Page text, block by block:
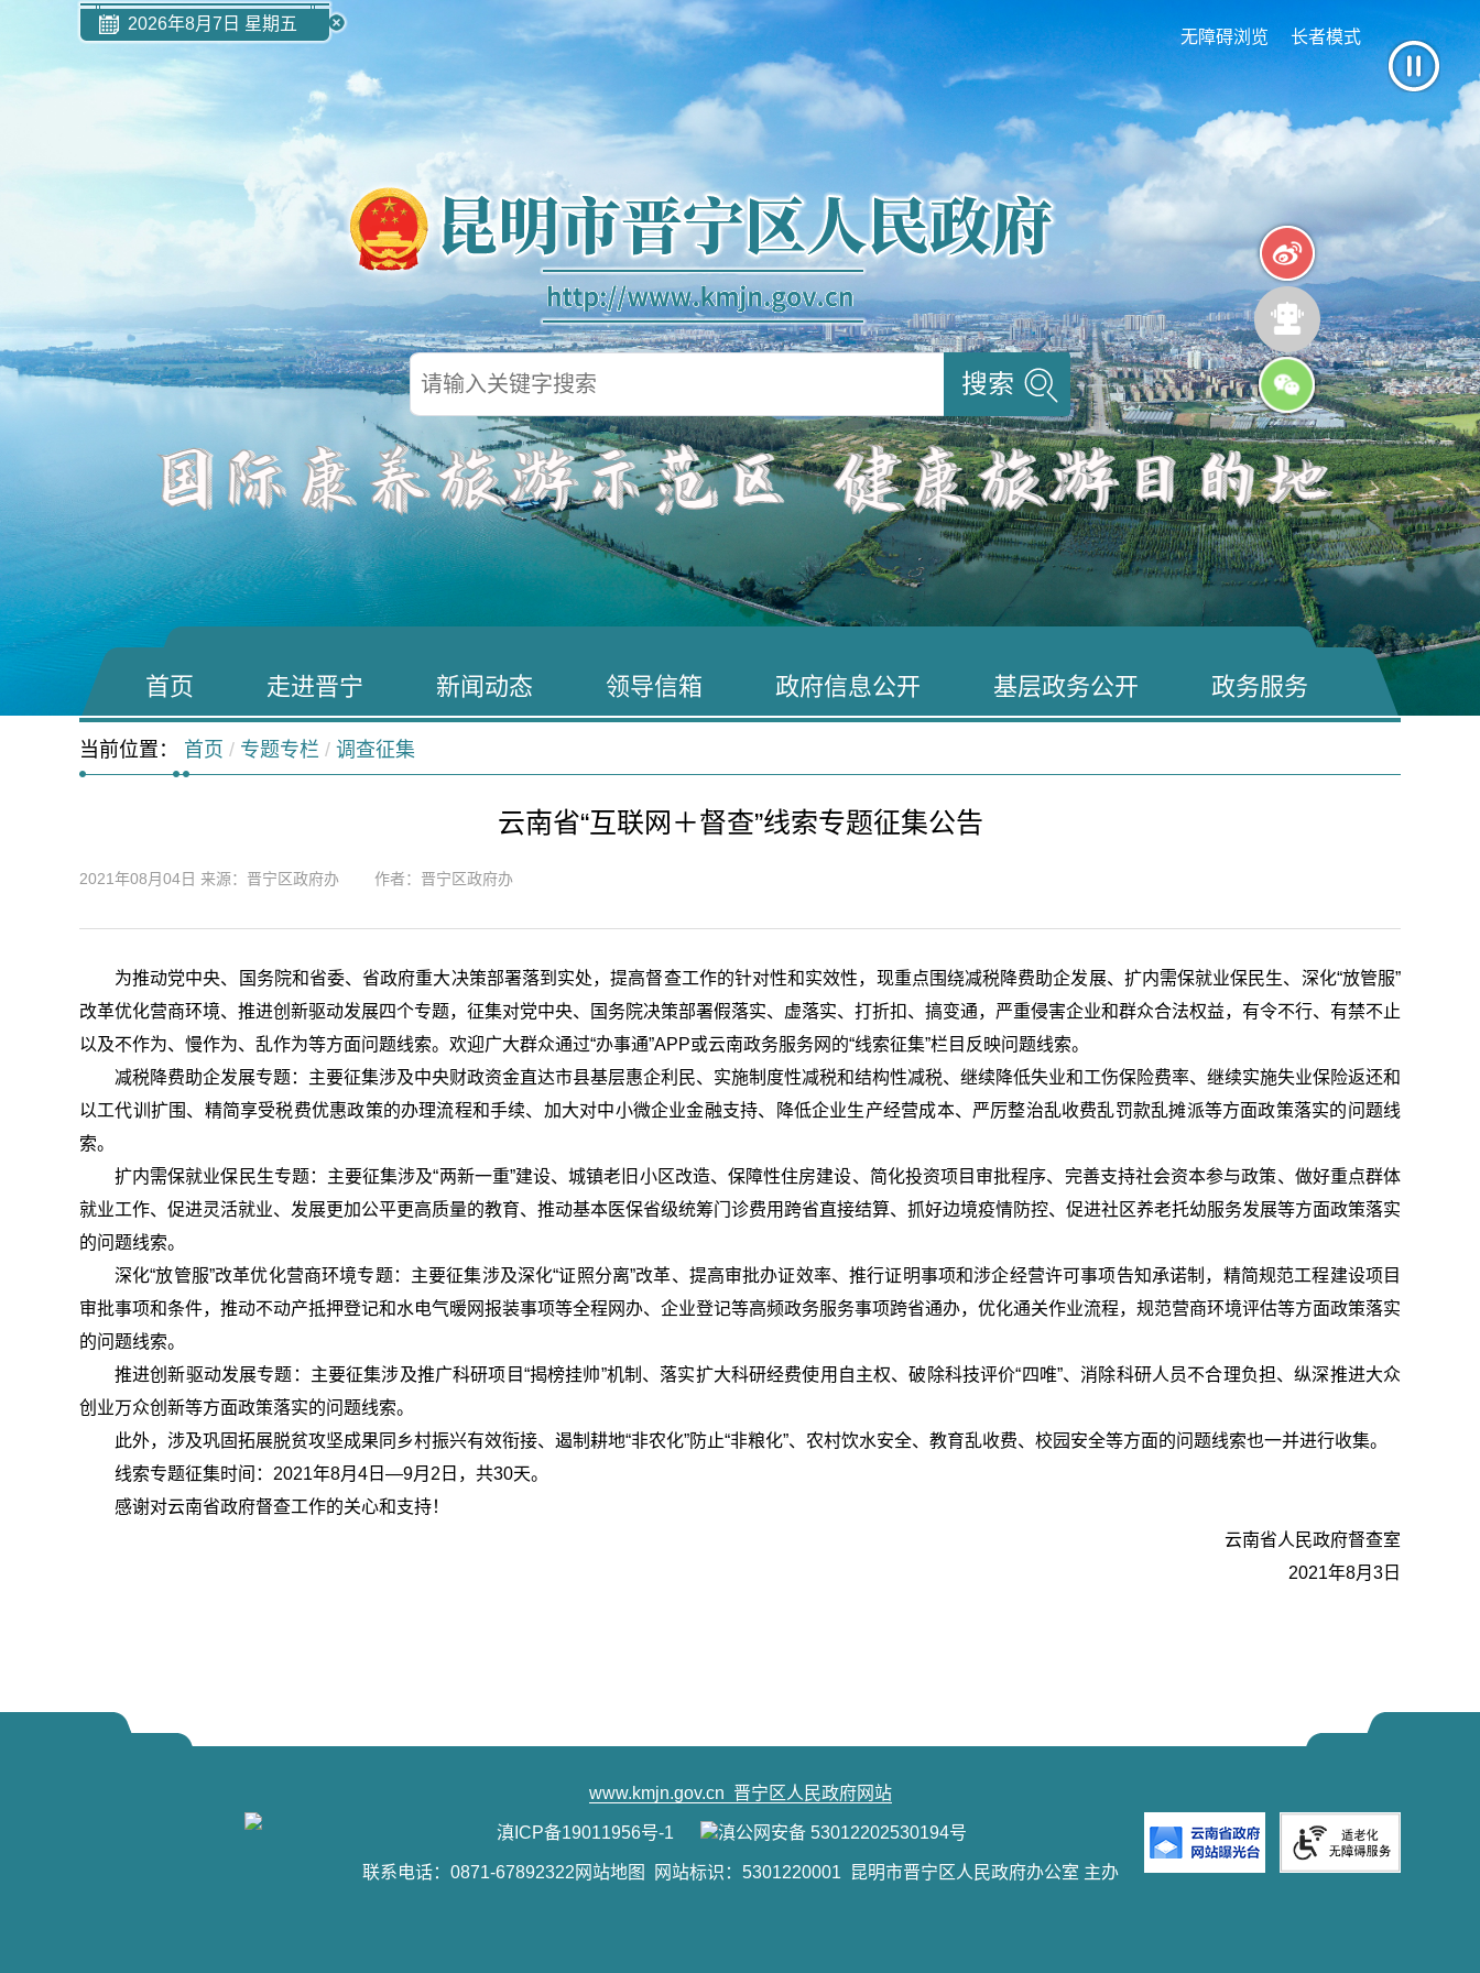
无障碍浏览 长者模式
2026年8月7日 星期五
首页 走进晋宁 新闻动态 领导信箱 政府信息公开 基层政务公开 政务服务
当前位置： 首页 / 专题专栏 / 调查征集
云南省“互联网＋督查”线索专题征集公告
2021年08月04日 来源：晋宁区政府办 作者：晋宁区政府办
为推动党中央、国务院和省委、省政府重大决策部署落到实处，提高督查工作的针对性和实效性，现重点围绕减税降费助企发展、扩内需保就业保民生、深化“放管服”
改革优化营商环境、推进创新驱动发展四个专题，征集对党中央、国务院决策部署假落实、虚落实、打折扣、搞变通，严重侵害企业和群众合法权益，有令不行、有禁不止
以及不作为、慢作为、乱作为等方面问题线索。欢迎广大群众通过“办事通”APP或云南政务服务网的“线索征集”栏目反映问题线索。
减税降费助企发展专题：主要征集涉及中央财政资金直达市县基层惠企利民、实施制度性减税和结构性减税、继续降低失业和工伤保险费率、继续实施失业保险返还和
以工代训扩围、精简享受税费优惠政策的办理流程和手续、加大对中小微企业金融支持、降低企业生产经营成本、严厉整治乱收费乱罚款乱摊派等方面政策落实的问题线
索。
扩内需保就业保民生专题：主要征集涉及“两新一重”建设、城镇老旧小区改造、保障性住房建设、简化投资项目审批程序、完善支持社会资本参与政策、做好重点群体
就业工作、促进灵活就业、发展更加公平更高质量的教育、推动基本医保省级统筹门诊费用跨省直接结算、抓好边境疫情防控、促进社区养老托幼服务发展等方面政策落实
的问题线索。
深化“放管服”改革优化营商环境专题：主要征集涉及深化“证照分离”改革、提高审批办证效率、推行证明事项和涉企经营许可事项告知承诺制，精简规范工程建设项目
审批事项和条件，推动不动产抵押登记和水电气暖网报装事项等全程网办、企业登记等高频政务服务事项跨省通办，优化通关作业流程，规范营商环境评估等方面政策落实
的问题线索。
推进创新驱动发展专题：主要征集涉及推广科研项目“揭榜挂帅”机制、落实扩大科研经费使用自主权、破除科技评价“四唯”、消除科研人员不合理负担、纵深推进大众
创业万众创新等方面政策落实的问题线索。
此外，涉及巩固拓展脱贫攻坚成果同乡村振兴有效衔接、遏制耕地“非农化”防止“非粮化”、农村饮水安全、教育乱收费、校园安全等方面的问题线索也一并进行收集。
线索专题征集时间：2021年8月4日—9月2日，共30天。
感谢对云南省政府督查工作的关心和支持！
云南省人民政府督查室
2021年8月3日
www.kmjn.gov.cn 晋宁区人民政府网站
滇ICP备19011956号-1 滇公网安备 53012202530194号
联系电话：0871-67892322 网站地图 网站标识：5301220001 昆明市晋宁区人民政府办公室 主办